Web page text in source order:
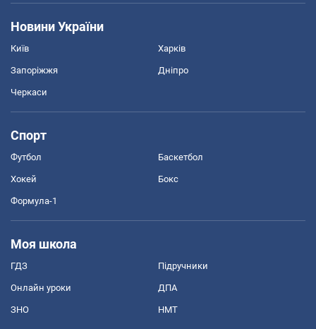
Новини України
Київ Харків
Запоріжжя Дніпро
Черкаси
Спорт
Футбол Баскетбол
Хокей Бокс
Формула-1
Моя школа
ГДЗ Підручники
Онлайн уроки ДПА
ЗНО НМТ